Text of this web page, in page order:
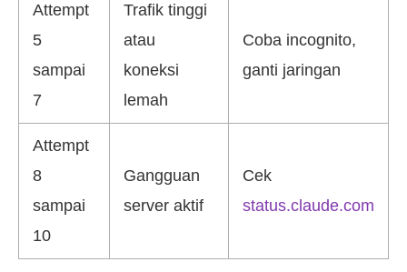
Attempt
5
sampai
7
Trafik tinggi
atau
koneksi
lemah
Coba incognito,
ganti jaringan
Attempt
8
sampai
10
Gangguan
server aktif
Cek
status.claude.com